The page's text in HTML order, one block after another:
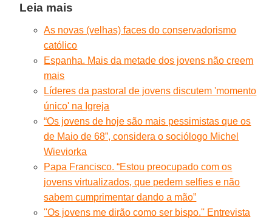
Leia mais
As novas (velhas) faces do conservadorismo
católico
Espanha. Mais da metade dos jovens não creem
mais
Líderes da pastoral de jovens discutem 'momento
único' na Igreja
“Os jovens de hoje são mais pessimistas que os
de Maio de 68”, considera o sociólogo Michel
Wieviorka
Papa Francisco. “Estou preocupado com os
jovens virtualizados, que pedem selfies e não
sabem cumprimentar dando a mão”
''Os jovens me dirão como ser bispo.'' Entrevista